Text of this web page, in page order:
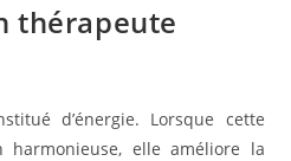
thérapeute
d’énergie. Lorsque cette
elle améliore la